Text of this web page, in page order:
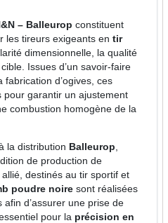
– Balleurop constituent
les tireurs exigeants entir
dimensionnelle, la qualité
Issues d’un savoir-faire
d’ogives, ces
pour garantir un ajustement
combustion homogène de la
la distribution Balleurop
de production de
destinés au tir sportif et
poudre noire sont réalisées
d’assurer une prise de
pour la précision en